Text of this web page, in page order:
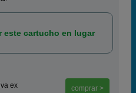
este cartucho en lugar
ex comprar >